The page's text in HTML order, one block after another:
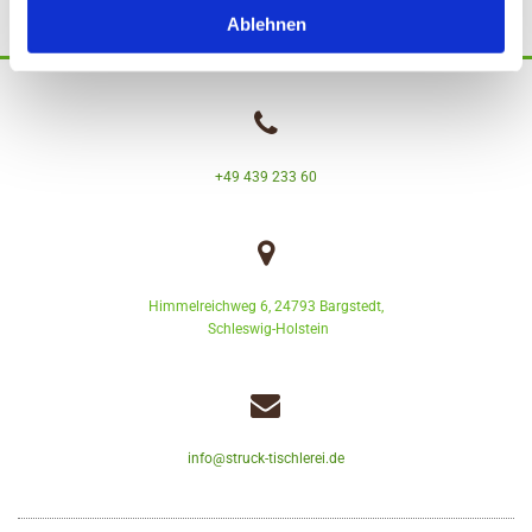
Ablehnen

+49 439 233 60

Himmelreichweg 6, 24793 Bargstedt,
Schleswig-Holstein

info@struck-tischlerei.de